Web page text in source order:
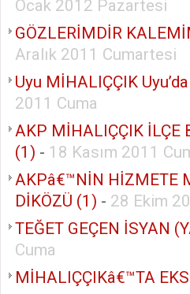
Ocak 2012 Pazartesi
GÖZLERİMDİR
Aralık 2011 Cumartesi
Uyu MİHALIÇÇIK
2011 Cuma
AKP MİHALIÇÇIK İLÇE
(1) - 18 Kasım 2011
AKPâ€™NİN HİZMETE
DİKÖZÜ (1) - 28 Ekim
TEĞET GEÇEN İSYAN
Cuma
MİHALIÇÇIKâ€™TA